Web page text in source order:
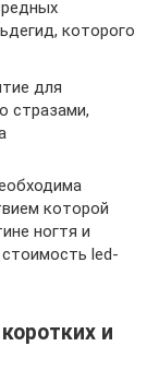
которого
для
стразами,
которой
ногтя и
led-
и